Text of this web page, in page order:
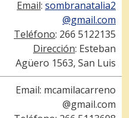
Email: sombranatalia2
@gmail.com
Teléfono: 266 5122135
Dirección: Esteban
Agüero 1563, San Luis
Email: mcamilacarreno
@gmail.com